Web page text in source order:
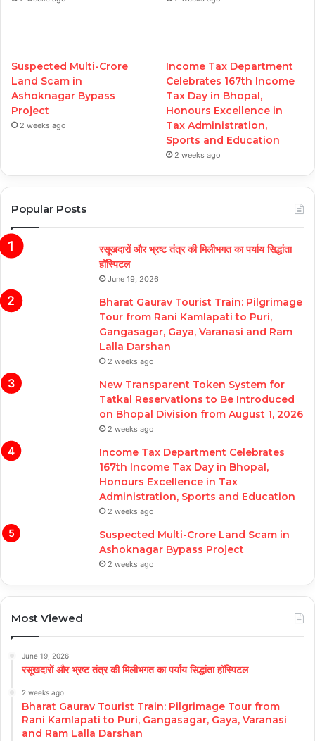
Suspected Multi-Crore
Land Scam in
Ashoknagar Bypass
Project
2 weeks ago
Income Tax Department
Celebrates 167th Income
Tax Day in Bhopal,
Honours Excellence in
Tax Administration,
Sports and Education
2 weeks ago
Popular Posts
रसूखदारों और भ्रष्ट तंत्र की मिलीभगत का पर्याय सिद्धांता
हॉस्पिटल
June 19, 2026
Bharat Gaurav Tourist Train: Pilgrimage
Tour from Rani Kamlapati to Puri,
Gangasagar, Gaya, Varanasi and Ram
Lalla Darshan
2 weeks ago
New Transparent Token System for
Tatkal Reservations to Be Introduced
on Bhopal Division from August 1, 2026
2 weeks ago
Income Tax Department Celebrates
167th Income Tax Day in Bhopal,
Honours Excellence in Tax
Administration, Sports and Education
2 weeks ago
Suspected Multi-Crore Land Scam in
Ashoknagar Bypass Project
2 weeks ago
Most Viewed
June 19, 2026
रसूखदारों और भ्रष्ट तंत्र की मिलीभगत का पर्याय सिद्धांता हॉस्पिटल
2 weeks ago
Bharat Gaurav Tourist Train: Pilgrimage Tour from
Rani Kamlapati to Puri, Gangasagar, Gaya, Varanasi
and Ram Lalla Darshan